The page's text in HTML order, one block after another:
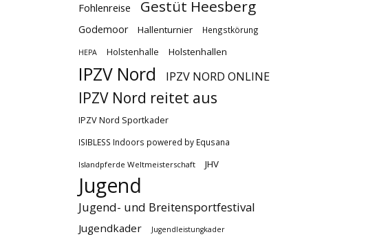
Fohlenreise Gestüt Heesberg
Godemoor Hallenturnier Hengstkörung
HEPA Holstenhalle Holstenhallen
IPZV Nord IPZV NORD ONLINE
IPZV Nord reitet aus
IPZV Nord Sportkader
ISIBLESS Indoors powered by Equsana
Islandpferde Weltmeisterschaft JHV
Jugend
Jugend- und Breitensportfestival
Jugendkader Jugendleistungkader